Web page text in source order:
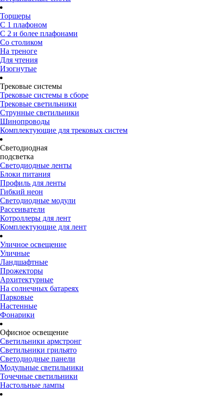
Торшеры
С 1 плафоном
С 2 и более плафонами
Со столиком
На треноге
Для чтения
Изогнутые
Трековые системы
Трековые системы в сборе
Трековые светильники
Струнные светильники
Шинопроводы
Комплектующие для трековых систем
Светодиодная
подсветка
Светодиодные ленты
Блоки питания
Профиль для ленты
Гибкий неон
Светодиодные модули
Рассеиватели
Котроллеры для лент
Комплектующие для лент
Уличное освещение
Уличные
Ландшафтные
Прожекторы
Архитектурные
На солнечных батареях
Парковые
Настенные
Фонарики
Офисное освещение
Светильники армстронг
Светильники грильято
Светодиодные панели
Модульные светильники
Точечные светильники
Настольные лампы